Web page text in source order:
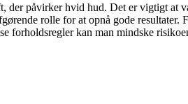
der påvirker hvid hud. Det er vigtigt
rolle for at opnå gode
forholdsregler kan man mindske